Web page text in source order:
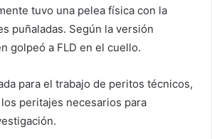
tuvo una pelea física con la
puñaladas. Según la versión
golpeó a FLD en el cuello.
para el trabajo de peritos técnicos,
peritajes necesarios para